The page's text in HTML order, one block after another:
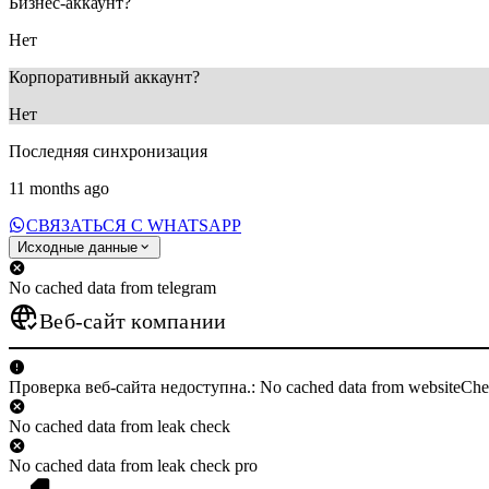
Нет
Корпоративный аккаунт?
Нет
Последняя синхронизация
11 months ago
СВЯЗАТЬСЯ С WHATSAPP
Исходные данные
No cached data from telegram
Веб-сайт компании
Проверка веб-сайта недоступна.: No cached data from
No cached data from leak check
No cached data from leak check pro